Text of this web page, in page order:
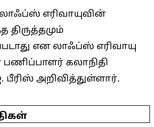
எரிவாயுவின்
திருத்தமும்
என லாஃப்ஸ் எரிவாயு
பணிப்பாளர் கலாநிதி
அறிவித்துள்ளார்.